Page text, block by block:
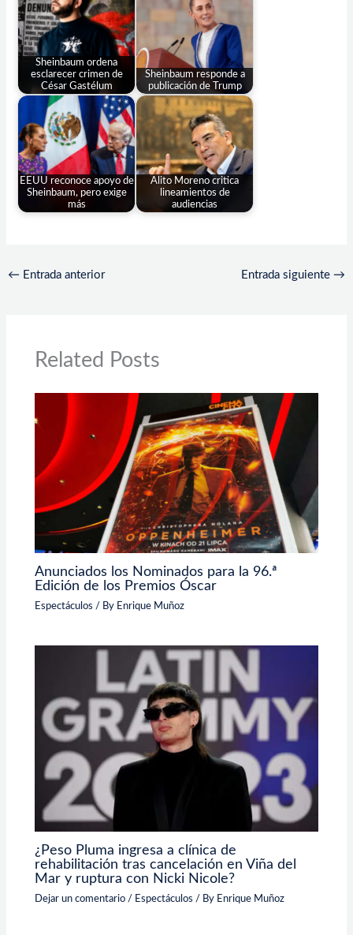
Sheinbaum ordena
esclarecer crimen de
César Gastélum
Sheinbaum responde a
publicación de Trump
EEUU reconoce apoyo de
Sheinbaum, pero exige
más
Alito Moreno critica
lineamientos de
audiencias
← Entrada anterior Entrada siguiente →
Related Posts
Anunciados los Nominados para la 96.ª
Edición de los Premios Óscar
Espectáculos / By Enrique Muñoz
¿Peso Pluma ingresa a clínica de
rehabilitación tras cancelación en Viña del
Mar y ruptura con Nicki Nicole?
Dejar un comentario / Espectáculos / By Enrique Muñoz